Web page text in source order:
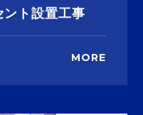
ト設置工事
MORE